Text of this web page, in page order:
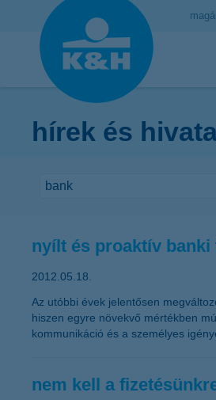
hírek és
nyílt és proaktív banki
2012.05.18.
Az utóbbi évek jelentősen
hiszen egyre növekvő mértékben
kommunikáció és a személyes
nem kell a